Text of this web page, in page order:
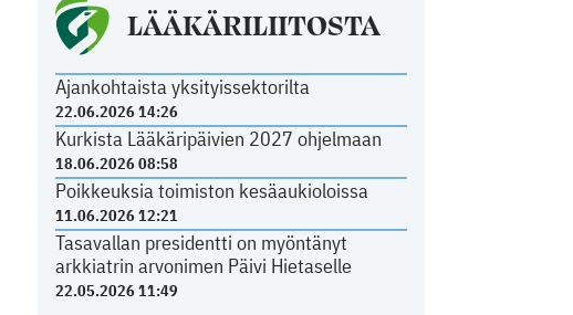
LÄÄKÄRILIITOSTA
Ajankohtaista yksityissektorilta
22.06.2026 14:26
Kurkista Lääkäripäivien 2027 ohjelmaan
18.06.2026 08:58
Poikkeuksia toimiston kesäaukioloissa
11.06.2026 12:21
Tasavallan presidentti on myöntänyt
arkkiatrin arvonimen Päivi Hietaselle
22.05.2026 11:49